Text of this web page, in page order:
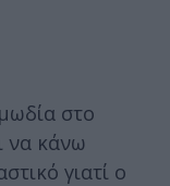
στο
να κάνω
γιατί ο